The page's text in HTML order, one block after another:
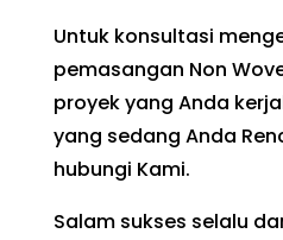
Untuk konsultasi
pemasangan Non
proyek yang Anda
yang sedang Anda
hubungi Kami.
Salam sukses selalu